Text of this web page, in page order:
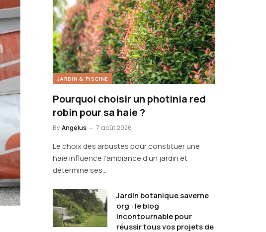
JARDIN & PISCINE
Pourquoi choisir un photinia red
robin pour sa haie ?
ByAngelus 7 août 2026
Le choix des arbustes pour constituer une
haie influence l’ambiance d’un jardin et
détermine ses…
Jardin botanique saverne
org : le blog
incontournable pour
réussir tous vos projets de